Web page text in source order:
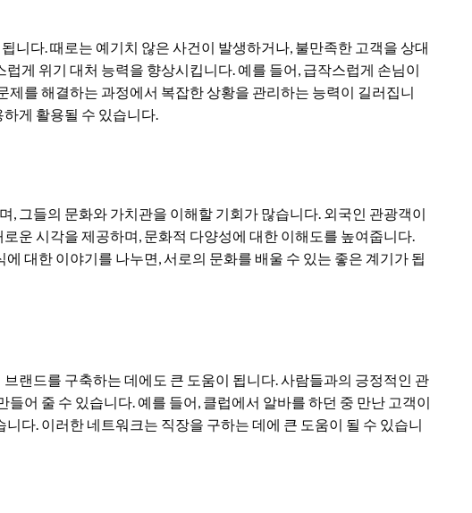
니다. 때로는 예기치 않은 사건이 발생하거나, 불만족한 고객을 상대
게 위기 대처 능력을 향상시킵니다. 예를 들어, 급작스럽게 손님이
제를 해결하는 과정에서 복잡한 상황을 관리하는 능력이 길러집니
게 활용될 수 있습니다.
, 그들의 문화와 가치관을 이해할 기회가 많습니다. 외국인 관광객이
운 시각을 제공하며, 문화적 다양성에 대한 이해도를 높여줍니다.
대한 이야기를 나누면, 서로의 문화를 배울 수 있는 좋은 계기가 됩
랜드를 구축하는 데에도 큰 도움이 됩니다. 사람들과의 긍정적인 관
어 줄 수 있습니다. 예를 들어, 클럽에서 알바를 하던 중 만난 고객이
다. 이러한 네트워크는 직장을 구하는 데에 큰 도움이 될 수 있습니